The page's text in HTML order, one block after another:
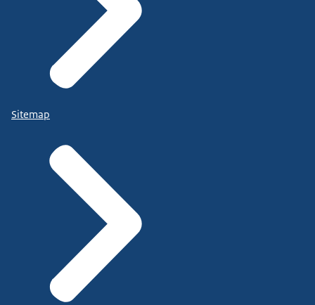
Sitemap